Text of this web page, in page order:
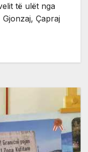
të ulët nga
Çapraj